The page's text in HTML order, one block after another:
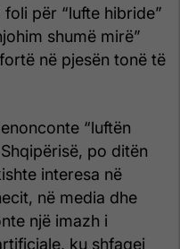
për “lufte hibride”
shumë mirë”
në pjesën tonë të
“luftën
po ditën
interesa në
në media dhe
një imazh i
ku shfaqej